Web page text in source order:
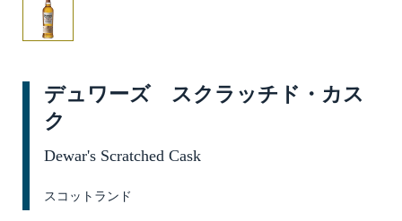
デュワーズ スクラッチド・カス
ク
Dewar's Scratched Cask
スコットランド